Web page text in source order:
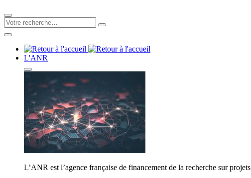
L'ANR
L’ANR est l’agence française de financement de la recherche sur projets